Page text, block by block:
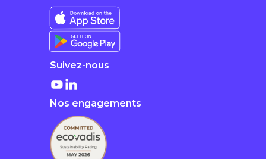
Suivez-nous
Nos engagements